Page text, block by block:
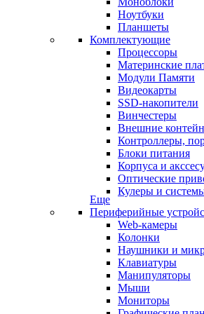
Ноутбуки
Планшеты
Комплектующие
Процессоры
Материнские
Модули Памяти
Видеокарты
SSD-накопители
Винчестеры
Внешние
Контроллеры,
Блоки питания
Корпуса и
Оптические
Кулеры и
Еще
Периферийные
Web-камеры
Колонки
Наушники и
Клавиатуры
Манипуляторы
Мыши
Мониторы